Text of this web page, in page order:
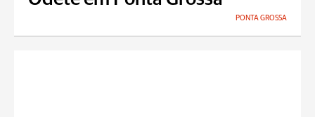
PONTA GROSSA